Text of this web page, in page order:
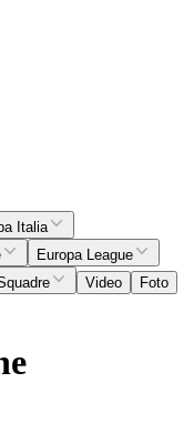
Italia
Europa League
Video
Foto